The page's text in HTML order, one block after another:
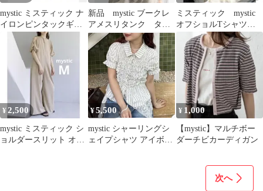
mystic ミスティック ナ
イロンピンタックギャ
ザースカート ロング 黒
新品 mystic ブークレ
アメスリタンク タン
クトップ ノースリ
ニット
ミスティック mystic
オフショルTシャツサ
イズ2
¥ 2,500
mystic ミスティック シ
ョルダースリット オー
¥5,500
mystic シャーリングシ
ェイプシャツ アイボリ
¥ 1,000
【mystic】マルチボー
ダーチビカーディガン
次へ